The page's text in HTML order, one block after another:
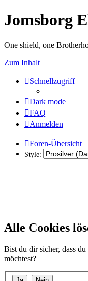
Jomsborg
One shield, one
Zum Inhalt
Schnellzugriff
Dark mode
FAQ
Anmelden
Foren-Übersicht
Style:
Alle Cookies
Bist du dir sicher, dass
möchtest?